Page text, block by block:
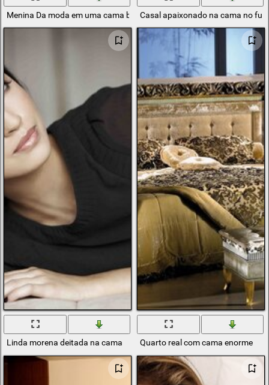
Menina Da moda em uma cama brilhanteCasal apaixonado na cama no
Linda morena deitada na cama Quarto real com cama enorme